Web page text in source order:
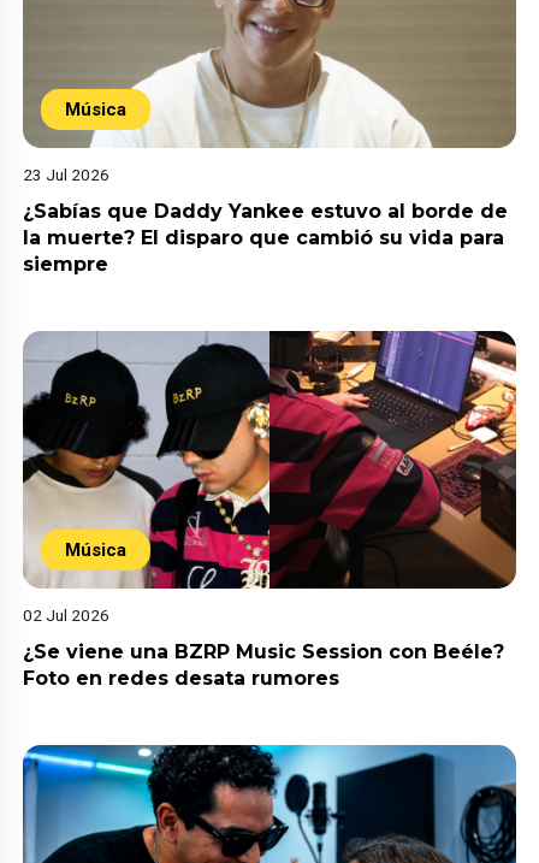
Música
23 Jul 2026
¿Sabías que Daddy Yankee estuvo al borde de
la muerte? El disparo que cambió su vida para
siempre
Música
02 Jul 2026
¿Se viene una BZRP Music Session con Beéle?
Foto en redes desata rumores